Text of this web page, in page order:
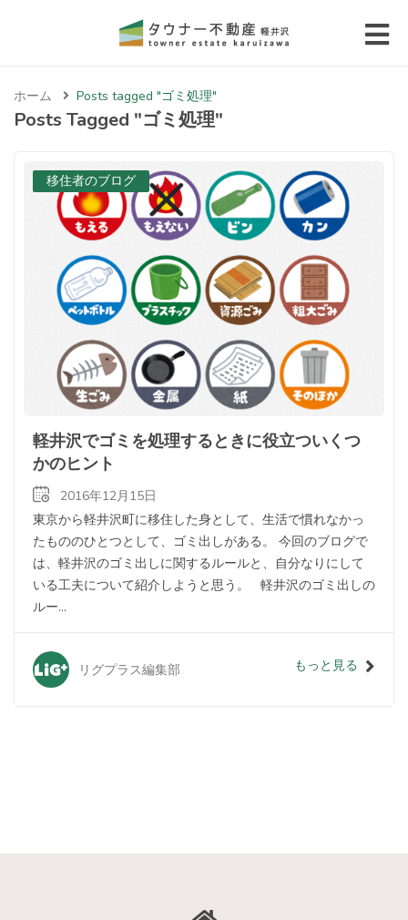
(物件種別から選ぶ)
(コラム・移住者の声)
(お問い合わせ)
ホーム Posts tagged "ゴミ処理"
Posts Tagged "ゴミ処理"
移住者のブログ
軽井沢でゴミを処理するときに役立ついくつ
かのヒント
2016年12月15日
東京から軽井沢町に移住した身として、生活で慣れなかっ
たもののひとつとして、ゴミ出しがある。 今回のブログで
は、軽井沢のゴミ出しに関するルールと、自分なりにして
いる工夫について紹介しようと思う。 軽井沢のゴミ出しの
ルー...
リグプラス編集部 もっと見る